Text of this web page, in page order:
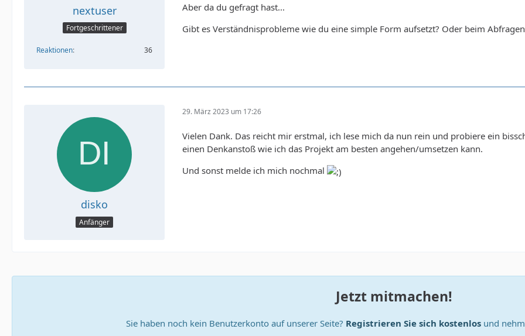
nextuser
Fortgeschrittener
Reaktionen 36
Aber da du gefragt hast...
Gibt es Verständnisprobleme wie du eine simple Form aufsetzt? Oder beim
disko
Anfänger
29. März 2023 um 17:26
Vielen Dank. Das reicht mir erstmal, ich lese mich da nun rein und probiere ein
einen Denkanstoß wie ich das Projekt am besten angehen/umsetzen kann.
Und sonst melde ich mich nochmal
Jetzt mitmachen!
Sie haben noch kein Benutzerkonto auf unserer Seite? Registrieren Sie sich kostenlos und